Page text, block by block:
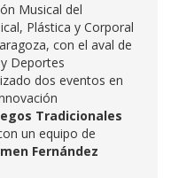
Musical del
Plástica y Corporal
con el aval de
Deportes
dos eventos en
Tradicionales
un equipo de
Fernández